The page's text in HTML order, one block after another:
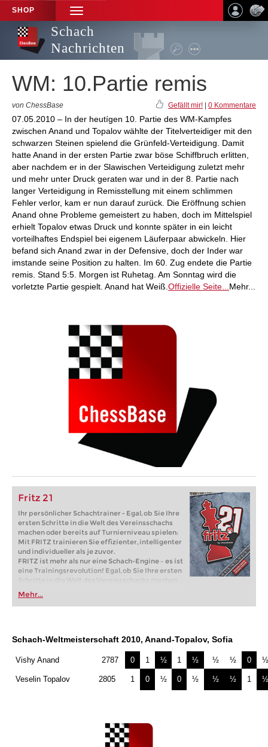
SHOP
TOGGLE
NAVIGATION
Schach
Nachrichten
WM: 10.Partie remis
von ChessBase Gefällt mir! 0 Kommentare
07.05.2010 – In der heutígen 10. Partie des WM-Kampfes
zwischen Anand und Topalov wählte der Titelverteidiger mit den
schwarzen Steinen spielend die Grünfeld-Verteidigung. Damit
hatte Anand in der ersten Partie zwar böse Schiffbruch erlitten,
aber nachdem er in der Slawischen Verteidigung zuletzt mehr
und mehr unter Druck geraten war und in der 8. Partie nach
langer Verteidigung in Remisstellung mit einem schlimmen
Fehler verlor, kam er nun darauf zurück. Die Eröffnung schien
Anand ohne Probleme gemeistert zu haben, doch im Mittelspiel
erhielt Topalov etwas Druck und konnte später in ein leicht
vorteilhaftes Endspiel bei eigenem Läuferpaar abwickeln. Hier
befand sich Anand zwar in der Defensive, doch der Inder war
imstande seine Position zu halten. Im 60. Zug endete die Partie
remis. Stand 5:5. Morgen ist Ruhetag. Am Sonntag wird die
vorletzte Partie gespielt. Anand hat Weiß. Offizielle Seite... Mehr...
Fritz 21
Ihr persönlicher Schachtrainer - Egal, ob Sie Ihre
ersten Schritte in die Welt des Vereinsschachs
machen oder bereits auf Turnierniveau spielen:
Mit FRITZ trainieren Sie effizienter, intelligenter
und individueller als je zuvor.
FRITZ ist mehr als nur eine Schach-Engine – es ist
eine Trainingsrevolution! Egal, ob Sie Ihre ersten
Schritte in die Welt des Vereinsschachs machen
oder bereits auf Turnierniveau spielen: Mit
FRITZ trainieren Sie effizienter, intelligenter und
individueller als je zuvor.
Mehr...
Schach-Weltmeisterschaft 2010, Anand-Topalov, Sofia
Vishy Anand 2787 0 1 ½ 1 ½ ½ ½ 0 ½
Veselin Topalov 2805 1 0 ½ 0 ½ ½ ½ 1 ½